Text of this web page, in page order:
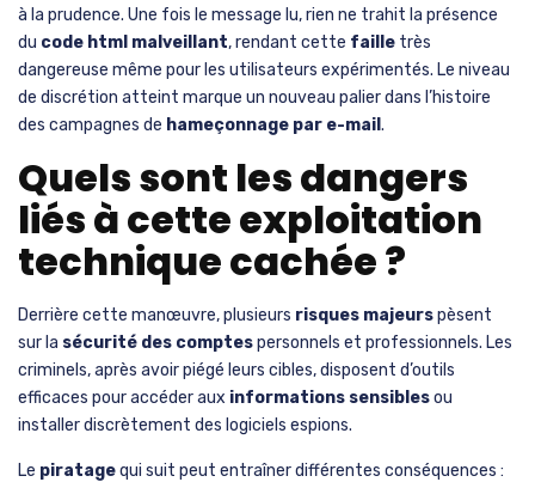
à la prudence. Une fois le message lu, rien ne trahit la présence
du code html malveillant, rendant cette faille très
dangereuse même pour les utilisateurs expérimentés. Le niveau
de discrétion atteint marque un nouveau palier dans l’histoire
des campagnes de hameçonnage par e-mail .
Quels sont les dangers
liés à cette exploitation
technique cachée ?
Derrière cette manœuvre, plusieurs risques majeurspèsent
sur la sécurité des comptespersonnels et professionnels. Les
criminels, après avoir piégé leurs cibles, disposent d’outils
efficaces pour accéder aux informations sensiblesou
installer discrètement des logiciels espions.
Le piratagequi suit peut entraîner différentes conséquences :